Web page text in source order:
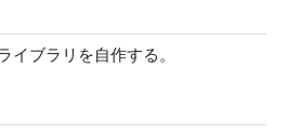
イブラリを自作する。